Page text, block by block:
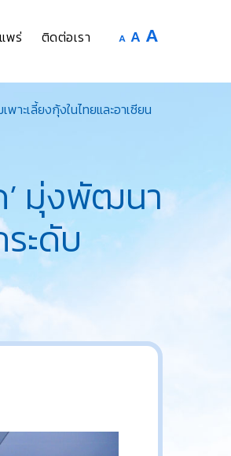
พร่ ติดต่อเรา A Decrease
A Reset
size.
A
size.
ะเลี้ยงกุ้งในไทยและอาเซียน
’ มุ่งพัฒนา
ะดับ